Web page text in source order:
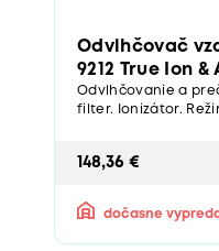
Odvlhčovač
9212 True Ion
Odvlhčovanie a
filter. Ionizátor.
148,36 €
dočasne